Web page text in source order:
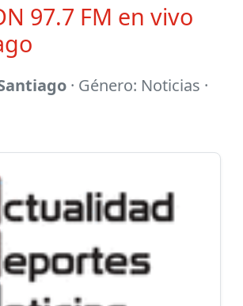
97.7 FM en vivo
· Género: Noticias ·